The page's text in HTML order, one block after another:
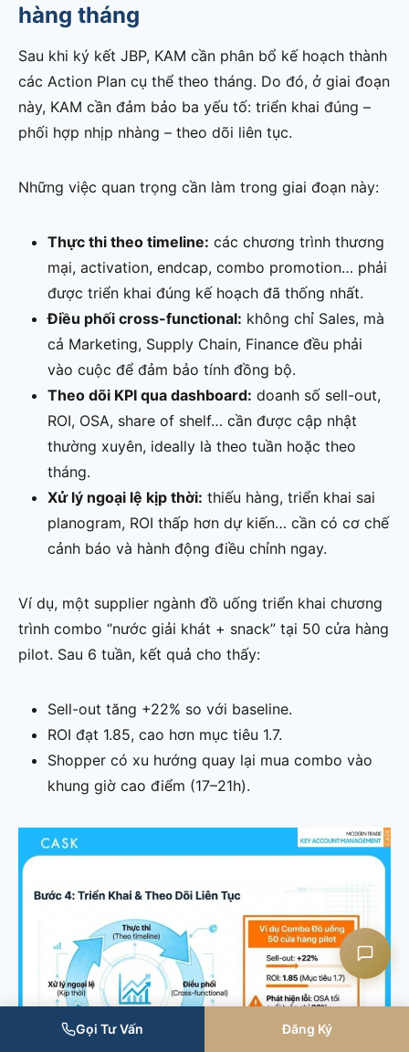
hàng tháng
Sau khi ký kết JBP, KAM cần phân bổ kế hoạch thành
các Action Plan cụ thể theo tháng. Do đó, ở giai đoạn
này, KAM cần đảm bảo ba yếu tố: triển khai đúng –
phối hợp nhịp nhàng – theo dõi liên tục.
Những việc quan trọng cần làm trong giai đoạn này:
Thực thi theo timeline: các chương trình thương
mại, activation, endcap, combo promotion… phải
được triển khai đúng kế hoạch đã thống nhất.
Điều phối cross-functional: không chỉ Sales, mà
cả Marketing, Supply Chain, Finance đều phải
vào cuộc để đảm bảo tính đồng bộ.
Theo dõi KPI qua dashboard: doanh số sell-out,
ROI, OSA, share of shelf… cần được cập nhật
thường xuyên, ideally là theo tuần hoặc theo
tháng.
Xử lý ngoại lệ kịp thời: thiếu hàng, triển khai sai
planogram, ROI thấp hơn dự kiến… cần có cơ chế
cảnh báo và hành động điều chỉnh ngay.
Ví dụ, một supplier ngành đồ uống triển khai chương
trình combo “nước giải khát + snack” tại 50 cửa hàng
pilot. Sau 6 tuần, kết quả cho thấy:
Sell-out tăng +22% so với baseline.
ROI đạt 1.85, cao hơn mục tiêu 1.7.
Shopper có xu hướng quay lại mua combo vào
khung giờ cao điểm (17–21h).
Gọi Tư Vấn Đăng Ký
Liên hệ CASK
Chat Zalo
Yêu cầu tư vấn